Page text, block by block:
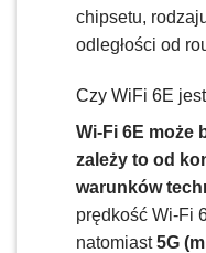
chipsetu,
odległości od
Czy WiFi 6E
Wi-Fi 6E może
zależy to od
warunków
prędkość Wi-Fi
natomiast5G